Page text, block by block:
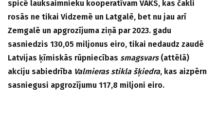
spicē lauksaimnieku kooperatīvam VAKS, kas čakli
rosās ne tikai Vidzemē un Latgalē, bet nu jau arī
Zemgalē un apgrozījuma ziņā par 2023. gadu
sasniedzis 130,05 miljonus eiro, tikai nedaudz zaudē
Latvijas ķīmiskās rūpniecības smagsvars(attēlā)
akciju sabiedrība Valmieras stikla šķiedra, kas aizpērn
sasniegusi apgrozījumu 117,8 miljoni eiro.